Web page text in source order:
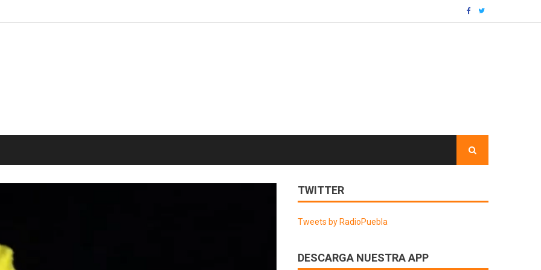
TWITTER
Tweets by RadioPuebla
DESCARGA NUESTRA APP